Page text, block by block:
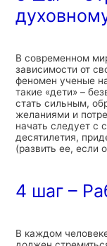
В современном
зависимости от
феномен ученые
такие «дети» –
стать сильным,
желаниями и
начать следует с
десятилетия,
(развить ее, если
4 шаг –
В каждом